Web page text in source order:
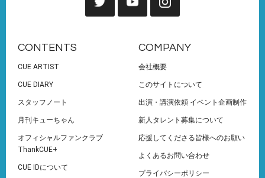
CONTENTS
CUE ARTIST
CUE DIARY
スタッフノート
月刊キューちゃん
オフィシャルファンクラブ
ThankCUE+
CUE IDについて
COMPANY
会社概要
このサイトについて
出演・講演依頼 イベント企画制作
新人タレント募集について
応援してくださる皆様へのお願い
よくあるお問い合わせ
プライバシーポリシー